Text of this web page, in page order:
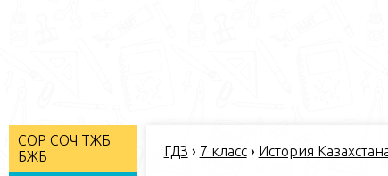
СОР СОЧ ТЖБ
БЖБ
ГДЗ › 7 класс› История